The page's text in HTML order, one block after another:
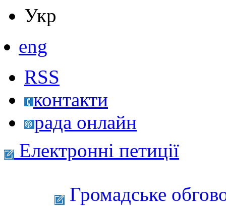
Укр
eng
RSS
контакти
рада онлайн
Електронні петиції
Громадське